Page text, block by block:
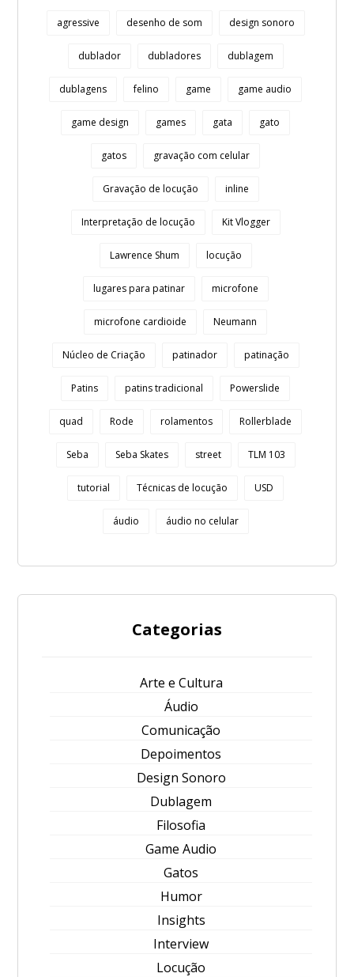
agressive desenho de som design sonoro
dublador dubladores dublagem
dublagens felino game game audio
game design games gata gato
gatos gravação com celular
Gravação de locução inline
Interpretação de locução Kit Vlogger
Lawrence Shum locução
lugares para patinar microfone
microfone cardioide Neumann
Núcleo de Criação patinador patinação
Patins patins tradicional Powerslide
quad Rode rolamentos Rollerblade
Seba Seba Skates street TLM 103
tutorial Técnicas de locução USD
áudio áudio no celular
Categorias
Arte e Cultura
Áudio
Comunicação
Depoimentos
Design Sonoro
Dublagem
Filosofia
Game Audio
Gatos
Humor
Insights
Interview
Locução